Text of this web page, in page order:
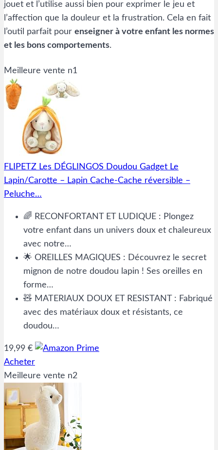
jouet et l’utilise aussi bien pour exprimer le jeu et
l’affection que la douleur et la frustration. Cela en fait
l’outil parfait pour enseigner à votre enfant les normes
et les bons comportements.
Meilleure vente n1
FLIPETZ Les DÉGLINGOS Doudou Gadget Le
Lapin/Carotte – Lapin Cache-Cache réversible –
Peluche…
🌈 RECONFORTANT ET LUDIQUE : Plongez
votre enfant dans un univers doux et chaleureux
avec notre…
🌟 OREILLES MAGIQUES : Découvrez le secret
mignon de notre doudou lapin ! Ses oreilles en
forme…
🧸 MATERIAUX DOUX ET RESISTANT : Fabriqué
avec des matériaux doux et résistants, ce
doudou…
19,99 €
Acheter
Meilleure vente n2